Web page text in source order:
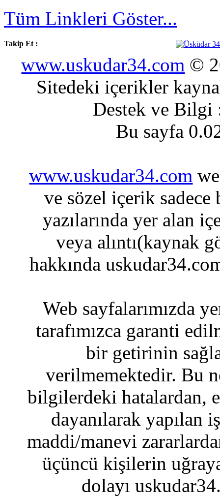
Tüm Linkleri Göster...
Takip Et :
www.uskudar34.com ©
Sitedeki içerikler
Destek ve
Bu sayfa
www.uskudar34.com
ve sözel içerik sadece
yazılarında yer alan
veya alıntı(kaynak
hakkında
Web sayfalarımızda
tarafımızca garanti
bir getirinin
verilmemektedir. Bu
bilgilerdeki hatalardan,
dayanılarak yapılan
maddi/manevi
üçüncü kişilerin
dolayı